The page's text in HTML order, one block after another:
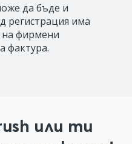
да бъде и
регистрация има
фирмени
фактура.
или ти